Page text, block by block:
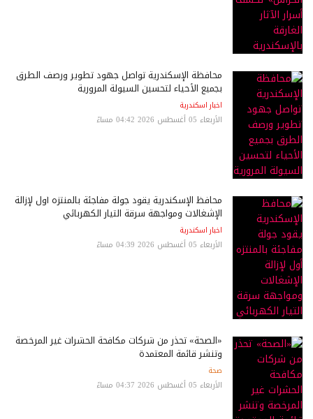
محافظة الإسكندرية تواصل جهود تطوير ورصف الطرق
بجميع الأحياء لتحسين السيولة المرورية
اخبار اسكندرية
الأربعاء 05 أغسطس 2026 04:42 مساءً
محافظ الإسكندرية يقود جولة مفاجئة بالمنتزه أول لإزالة
الإشغالات ومواجهة سرقة التيار الكهربائي
اخبار اسكندرية
الأربعاء 05 أغسطس 2026 04:39 مساءً
«الصحة» تحذر من شركات مكافحة الحشرات غير المرخصة
وتنشر قائمة المعتمدة
صحة
الأربعاء 05 أغسطس 2026 04:37 مساءً